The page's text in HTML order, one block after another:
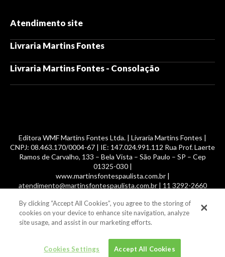
Atendimento site
Livraria Martins Fontes
Livraria Martins Fontes - Consolação
Editora WMF Martins Fontes Ltda. | Livraria Martins Fontes |
CNPJ: 08.463.170/0004-67 | IE: 147.024.991.112 Rua Prof. Laerte
Ramos de Carvalho, 133 – Bela Vista – São Paulo – SP – Cep
01325-030 |
www.martinsfontespaulista.com.br |
atendimento@martinsfontespaulista.com.br | 11 3292-2660
© 2014 -2026, MartinsFontes livros nacionais e importados,
com mais de 700 mil títulos. Todos os direitos reservados.
By clicking “Accept All Cookies”, you agree to the storing of
cookies on your device to enhance site navigation, analyze
site usage, and assist in our marketing efforts.
Cookies Settings Accept All Cookies